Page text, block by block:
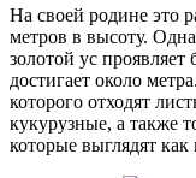
На своей родине это
метров в высоту.
золотой ус
достигает около
которого отходят
кукурузные, а также
которые выглядят